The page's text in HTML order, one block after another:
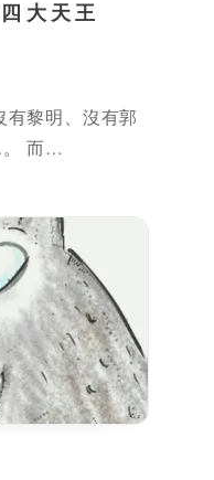
大天王
有黎明、沒有郭
。 而…